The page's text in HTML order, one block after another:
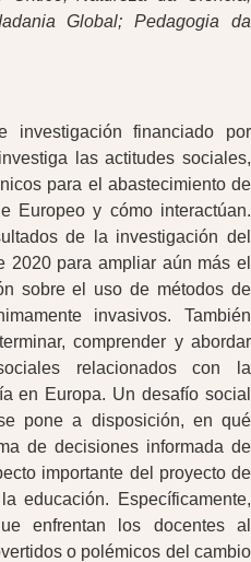
Global; Pedagogia da
investigación financiado por
las actitudes sociales,
para el abastecimiento de
Europeo y cómo interactúan.
de la investigación del
2020 para ampliar aún más el
sobre el uso de métodos de
invasivos. También
comprender y abordar
relacionados con la
en Europa. Un desafío social
pone a disposición, en qué
de decisiones informada de
importante del proyecto de
educación. Específicamente,
enfrentan los docentes al
o polémicos del cambio